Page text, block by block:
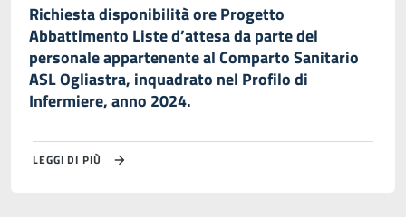
Richiesta disponibilità ore Progetto
Abbattimento Liste d’attesa da parte del
personale appartenente al Comparto Sanitario
ASL Ogliastra, inquadrato nel Profilo di
Infermiere, anno 2024.
LEGGI DI PIÙ